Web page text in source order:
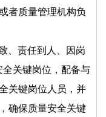
者质量管理机构负
、责任到人、因岗
关键岗位，配备与
关键岗位人员，并
确保质量安全关键